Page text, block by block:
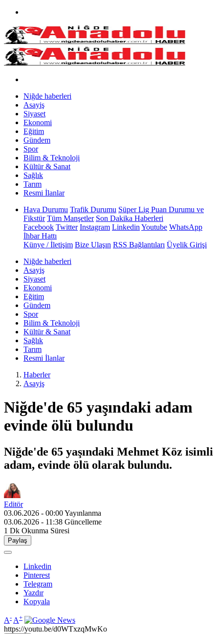
Niğde haberleri
Asayiş
Siyaset
Ekonomi
Eğitim
Gündem
Spor
Bilim & Teknoloji
Kültür & Sanat
Sağlık
Tarım
Resmi İlanlar
Hava Durumu Trafik Durumu Süper Lig Puan Durumu ve
Fikstür Tüm Manşetler Son Dakika Haberleri
Facebook Twitter Instagram Linkedin Youtube WhatsApp
İhbar Hattı
Künye / İletişim Bize Ulaşın RSS Bağlantıları Üyelik Girişi
Niğde haberleri
Asayiş
Siyaset
Ekonomi
Eğitim
Gündem
Spor
Bilim & Teknoloji
Kültür & Sanat
Sağlık
Tarım
Resmi İlanlar
Haberler
Asayiş
Niğde'de 65 yaşındaki adam
evinde ölü bulundu
Niğde'de 65 yaşındaki Mehmet Köz isimli
adam, evinde ölü olarak bulundu.
Editör
03.06.2026 - 00:00Yayınlanma
03.06.2026 - 11:38 Güncelleme
1 Dk Okunma Süresi
Paylaş
Linkedin
Pinterest
Telegram
Yazdır
Kopyala
A- A+
https://youtu.be/d0WTxzqMwKo